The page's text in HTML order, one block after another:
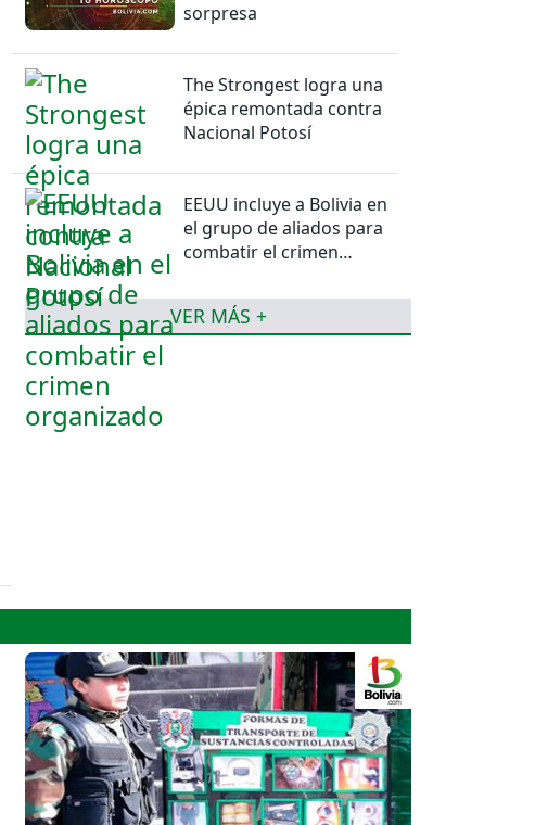
sorpresa
The Strongest logra una
épica remontada contra
Nacional Potosí
EEUU incluye a Bolivia en
el grupo de aliados para
combatir el crimen
VER MÁS +